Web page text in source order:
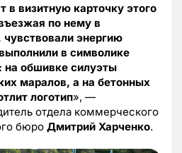
в визитную карточку этого
по нему в
энергию
в символике
на обшивке силуэты
маралов, а на бетонных
логотип», —
отдела коммерческого
бюро Дмитрий Харченко.